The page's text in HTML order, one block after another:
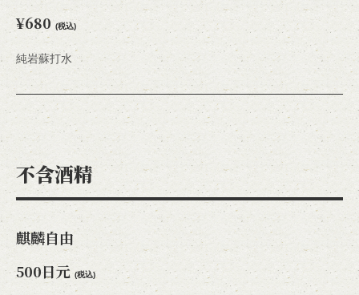
¥680 (税込)
純岩蘇打水
不含酒精
麒麟自由
500日元 (税込)